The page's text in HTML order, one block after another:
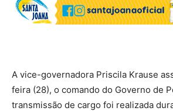
A vice-governadora Priscila Krause
feira (28), o comando do Governo de
transmissão de cargo foi realizada